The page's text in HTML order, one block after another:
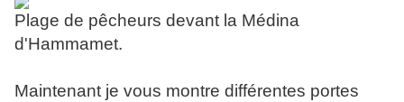
Plage de pêcheurs devant la Médina
d'Hammamet.
Maintenant je vous montre différentes portes